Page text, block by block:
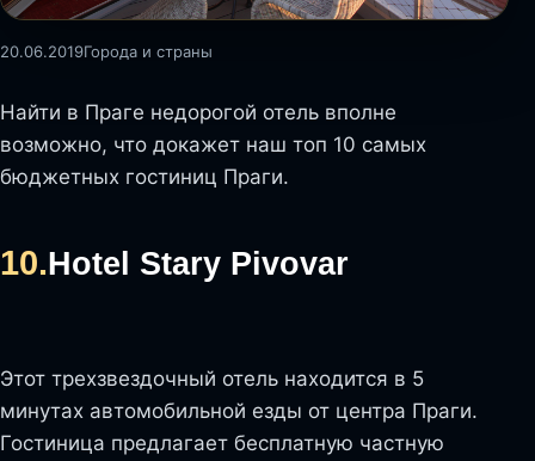
20.06.2019Города и страны
Найти в Праге недорогой отель вполне
возможно, что докажет наш топ 10 самых
бюджетных гостиниц Праги.
10.Hotel Stary Pivovar
Этот трехзвездочный отель находится в 5
минутах автомобильной езды от центра Праги.
Гостиница предлагает бесплатную частную